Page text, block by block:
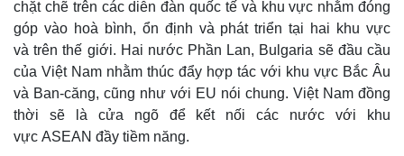
chặt chẽ trên các diễn đàn quốc tế và khu vực nhằm đóng
góp vào hoà bình, ổn định và phát triển tại hai khu vực
và trên thế giới. Hai nước Phần Lan, Bulgaria sẽ đầu cầu
của Việt Nam nhằm thúc đẩy hợp tác với khu vực Bắc Âu
và Ban-căng, cũng như với EU nói chung. Việt Nam đồng
thời sẽ là cửa ngõ để kết nối các nước với khu
vực ASEAN đầy tiềm năng.